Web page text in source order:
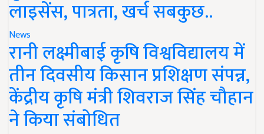
लाइसेंस, पात्रता, खर्च सबकुछ..
News
रानी लक्ष्मीबाई कृषि विश्वविद्यालय में
तीन दिवसीय किसान प्रशिक्षण संपन्न,
केंद्रीय कृषि मंत्री शिवराज सिंह चौहान
ने किया संबोधित